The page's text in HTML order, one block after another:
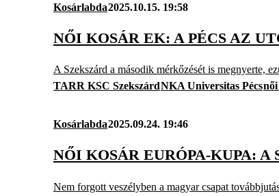
Kosárlabda2025.10.15. 19:58
NŐI KOSÁR EK: A PÉCS AZ
A Szekszárd a második mérkőzését is megnyerte,
TARR KSC SzekszárdNKA Universitas Pécs
Kosárlabda2025.09.24. 19:46
NŐI KOSÁR EURÓPA-KUPA:
Nem forgott veszélyben a magyar csapat